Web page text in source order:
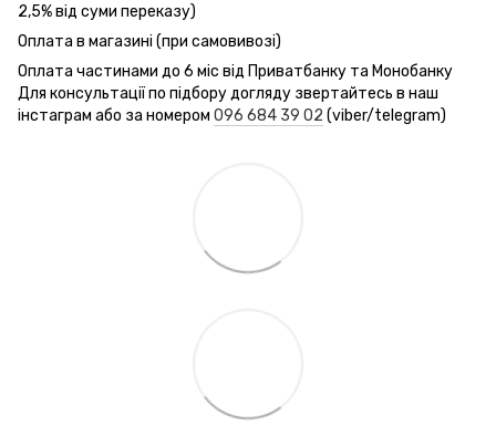
2,5% від суми переказу)
Оплата в магазині (при самовивозі)
Оплата частинами до 6 міс від Приватбанку та Монобанку
Для консультації по підбору догляду звертайтесь в наш
інстаграм або за номером 096 684 39 02 (viber/telegram)